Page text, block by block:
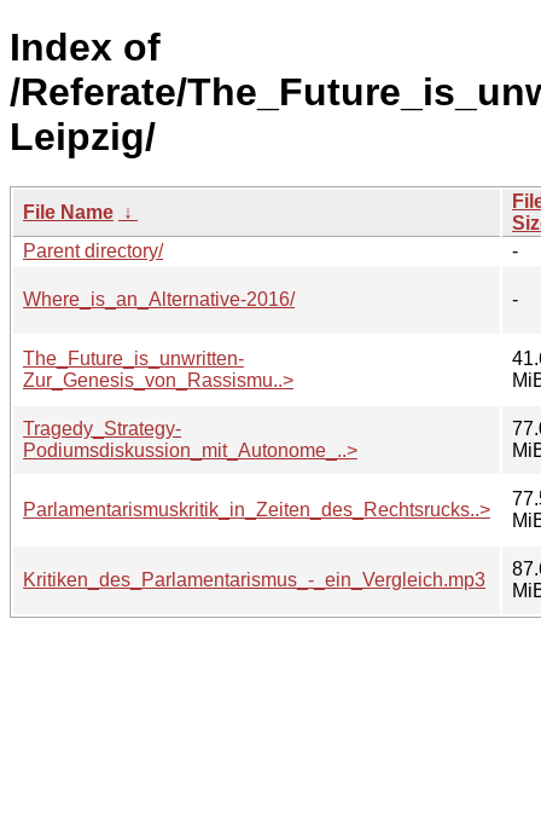
Index of
/Referate/
Leipzig/
File Name ↓
Parent directory/
-
Where_is_an_Alternative-2016/ -
The_Future_is_unwritten-
Zur_Genesis_von_Rassismu..>
Tragedy_Strategy-
Podiumsdiskussion_mit_Autonome_..>
Parlamentarismuskritik_in_Zeiten_des_Rechtsrucks..>
Kritiken_des_Parlamentarismus_-_ein_Vergleich.mp3